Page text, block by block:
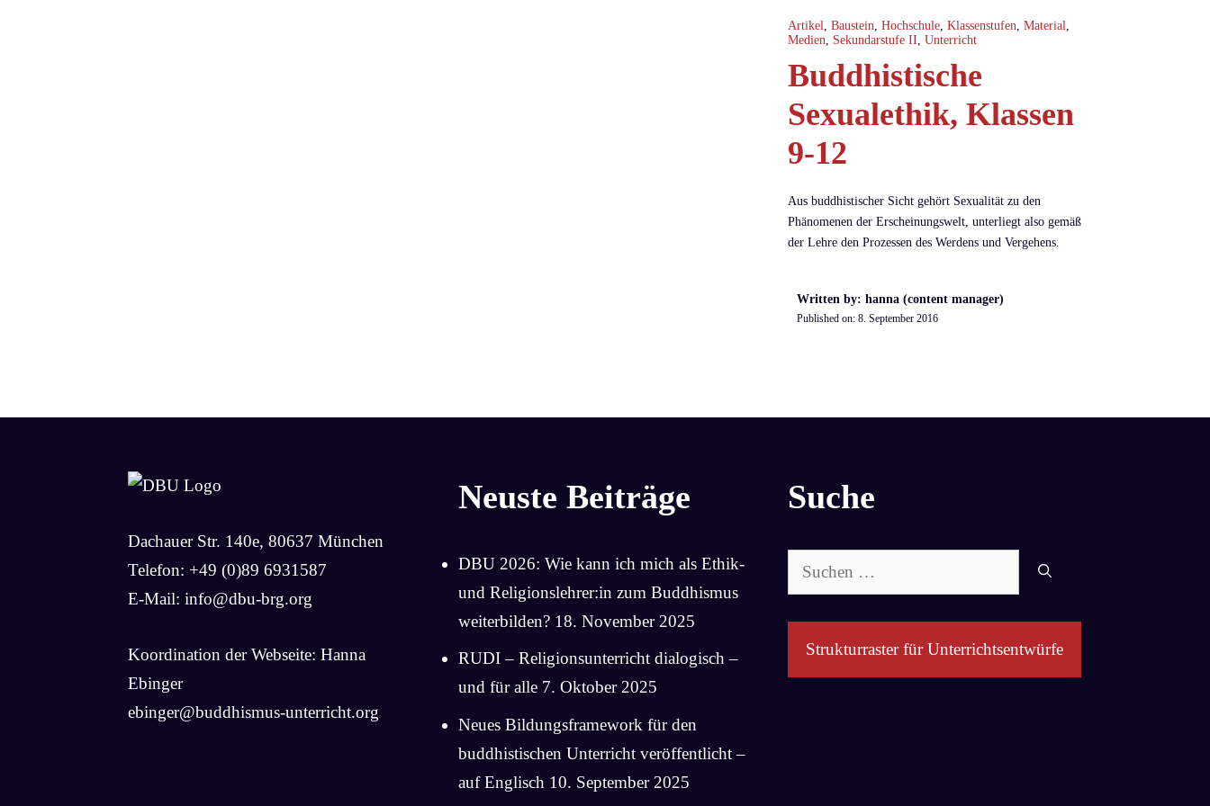
Artikel ,Baustein ,Hochschule ,Klassenstufen ,Material
Medien
Sekundarstufe II ,Unterricht
Buddhistische
Sexualethik, Klassen
9-12
Aus buddhistischer Sicht gehört Sexualität zu den
Phänomenen der Erscheinungswelt, unterliegt also gemäß
der Lehre den Prozessen des Werdens und Vergehens.
Written by: hanna (content manager)
Published on:8. September 2016
Dachauer Str. 140e, 80637 München
Telefon: +49 (0)89 6931587
E-Mail: info@dbu-brg.org
Koordination der Webseite: Hanna
Ebinger
ebinger@buddhismus-unterricht.org
Neuste Beiträge
DBU 2026: Wie kann ich mich als Ethik-
und Religionslehrer:in zum Buddhismus
weiterbilden? 18. November 2025
RUDI – Religionsunterricht dialogisch –
und für alle 7. Oktober 2025
Neues Bildungsframework für den
buddhistischen Unterricht veröffentlicht –
auf Englisch 10. September 2025
Suche
Suchen
nach:
Strukturraster für Unterrichtsentwürfe